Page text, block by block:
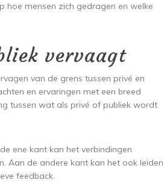
mensen zich gedragen en welke
vervaagt
van de grens tussen privé en
en ervaringen met een breed
tussen wat als privé of publiek wordt
ene kant kan het verbindingen
Aan de andere kant kan het ook leiden
feedback.